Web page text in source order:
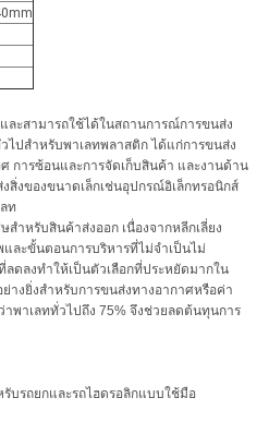
ละสามารถใช้ได้ในสถานการณ์การขนส่ง
ไปสำหรับพาเลทพลาสติก ได้แก่การขนส่ง
การซ้อนและการจัดเก็บสินค้า และงานด้าน
สิ่งของขนาดเล็กเช่นอุปกรณ์อิเล็กทรอนิกส์
ท
ำหรับสินค้าส่งออก เนื่องจากหลีกเลี่ยง
ละขั้นตอนการบริหารที่ไม่จำเป็นไม่
ลดลงทำให้เป็นตัวเลือกที่ประหยัดมากใน
างยิ่งสำหรับการขนส่งทางอากาศหรือค่า
พาเลททั่วไปถึง 75% จึงช่วยลดต้นทุนการ
รับรถยกและรถไฮดรอลิกแบบใช้มือ